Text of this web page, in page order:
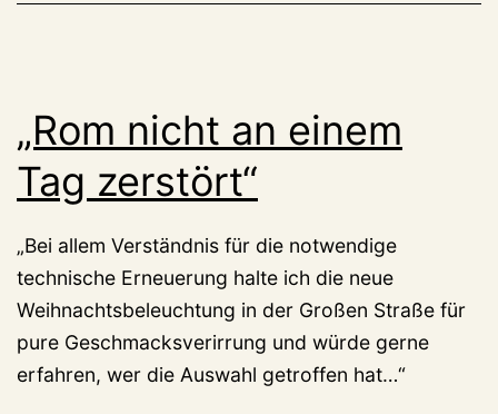
„Rom nicht an einem
Tag zerstört“
„Bei allem Verständnis für die notwendige
technische Erneuerung halte ich die neue
Weihnachtsbeleuchtung in der Großen Straße für
pure Geschmacksverirrung und würde gerne
erfahren, wer die Auswahl getroffen hat…“